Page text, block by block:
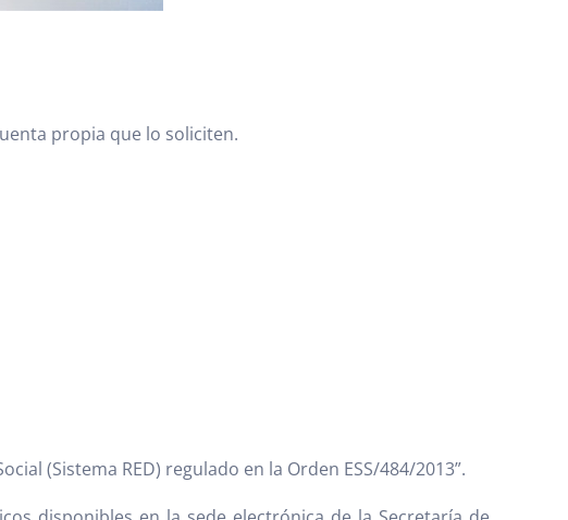
propia que lo soliciten.
(Sistema RED) regulado en la Orden ESS/484/2013”.